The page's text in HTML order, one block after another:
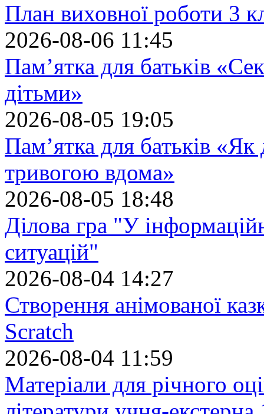
План виховної роботи 3
2026-08-06 11:45
Пам’ятка для батьків
дітьми»
2026-08-05 19:05
Пам’ятка для батьків
тривогою вдома»
2026-08-05 18:48
Ділова гра "У
ситуацій"
2026-08-04 14:27
Створення анімованої
Scratch
2026-08-04 11:59
Матеріали для річного